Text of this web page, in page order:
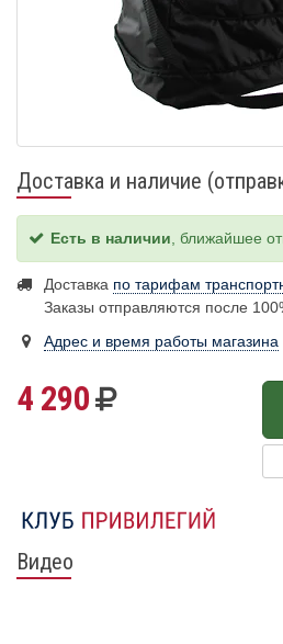
Доставка и наличие
Есть в наличии , ближайшее
Доставка по тарифам
Заказы отправляются после
Адрес и время работы магазина
4 290
Видео